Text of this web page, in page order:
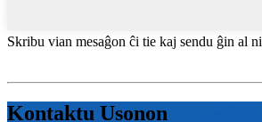
Skribu vian mesaĝon ĉi tie kaj sendu ĝin al ni
Kontaktu Usonon